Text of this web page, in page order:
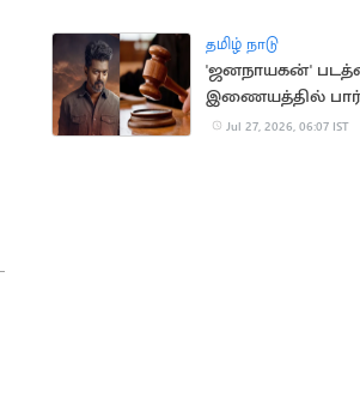
தமிழ் நாடு
'ஜனநாயகன்'
இணையத்தில்
வாலிபருக்கு
Jul 27, 2026, 06:07 IST